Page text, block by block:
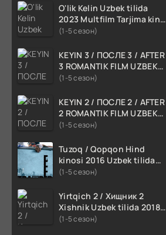
O'lik Kelin Uzbek tilida
2023 Multfilm Tarjima kino
skachat
(1-5 сезон)
KEYIN 3 / ПОСЛЕ 3 / AFTER
3 ROMANTIK FILM UZBEK
TILIDA 2021 TARJIMA FILM
(1-5 сезон)
KEYIN 2 / ПОСЛЕ 2 / AFTER
2 ROMANTIK FILM UZBEK
TILIDA 2020 TARJIMA FILM
(1-5 сезон)
Tuzoq / Qopqon Hind
kinosi 2016 Uzbek tilida
tarjima film HD
(1-5 сезон)
Yirtqich 2 / Хищник 2
Xishnik Uzbek tilida 2018-
2024 O'zbekcha tarjima
(1-5 сезон)